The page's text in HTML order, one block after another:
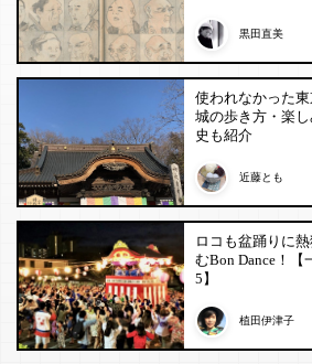
黒田直美
使われなかった
城の歩き方・楽
史も紹介
近藤とも
ロコも盆踊りに
むBon Dance！【
5】
植田伊津子